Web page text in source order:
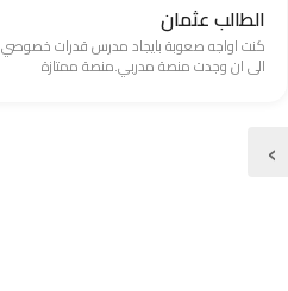
الطالب عثمان
كنت اواجه صعوبة بايجاد مدرس قدرات خصوصي
الى ان وجدت منصة مدربي.منصة ممتازة
›